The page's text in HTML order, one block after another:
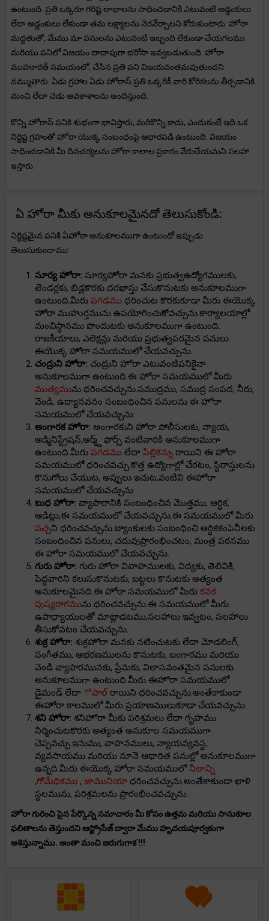
ఉంటుంది. ప్రతి ఒక్కరూ గరిష్ట లాభాలను సాధించడానికి ఎటువంటి అడ్డంకులు
లేదా అడ్డంకులు లేకుండా తమ లక్ష్యాలను నెరవేర్చాలని కోరుకుంటారు. హోరా
మద్దతుతో, మేము మా పనులను ఎటువంటి ఇబ్బంది లేకుండా చేయగలము
మరియు పనిలో విజయం దాదాపుగా భరోసా ఇవ్వబడుతుంది. హోరా
ముహూరత్ సమయంలో, చేసిన ప్రతి పని విజయవంతమవుతుందని
నమ్ముతారు. ఏడు గ్రహాల ఏడు హోరాస్ ప్రతి ఒక్కరికీ వారి కోరికలను తీర్చడానికి
మంచి లేదా చెడు అవకాశాలను అందిస్తుంది.
కొన్ని హోరాస్ పనికి శుభంగా భావిస్తారు, మరికొన్ని కాదు, ఎందుకంటే ఇది ఒక
నిర్దిష్ట గ్రహంతో హోరా యొక్క సంబంధంపై ఆధారపడి ఉంటుంది. విజయం
సాధించడానికి మీ దినచర్యలను హోరా కాలాల ప్రకారం వేరుచేయమని సలహా
ఇస్తారు.
ఏ హోరా మీకు అనుకూలమైనదో తెలుసుకోండి:
నిర్దిష్టమైన పనికి ఏహోరా అనుకూలముగా ఉంటుందో ఇప్పుడు
తెలుసుకుందాము:
సూర్య హోరా: సూర్యహోరా మనకు ప్రభుత్వఉద్యోగములకు,
టెండర్లకు, బిడ్లకొరకు దరఖాస్తు చేసుకొనుటకు అనుకూలముగా
ఉంటుంది.మీరు పగడము ధరించుట కొరకుకూడా మీరు ఈయొక్క
హోరా ముహుర్తమును ఉపయోగించుకోవచ్చును.కార్యాలయాల్లో
మంచిస్థానము పొందుటకు అనుకూలముగా ఉంటుంది.
రాజకీయాలు, ఎలెక్షన్లు మరియు ప్రభుత్వపరమైన పనులు
ఈయొక్క హోరా సమయములో చేయవచ్చును.
చంద్రుని హోరా: చంద్రుని హోరా ఎటువంటిపనికైనా
అనుకూలముగా ఉంటుంది.ఈ హోరా సమయములో మీరు
ముత్యమును ధరించవచ్చును.సముద్రము, సముద్ర సంపద, నీరు,
వెండి, ఉద్యానవనం సంబంధించిన పనులను ఈ హోరా
సమయములో చేయవచ్చును.
అంగారక హోరా: అంగారకుని హోరా పోలీసులకు, న్యాయ,
అడ్మినిస్ట్రేషన్,ఆర్మ్డ్ ఫోర్స్ వంటివారికి అనుకూలముగా
ఉంటుంది.మీరు పగడము లేదా పిల్లికన్ను రాయిని ఈ హోరా
సమయములో ధరించవచ్చు.కొత్త ఉద్యోగాల్లో చేరటం, స్థిరాస్తులను
కొనుగోలు చేయుట, అప్పులు ఇచుట,వంటివి ఈహోరా
సమయములో చేయవచ్చును.
బుధ హోరా: వ్యాపారానికి సంబంధించిన మొత్తము, ఆర్ధిక,
ఆడిట్లు,ఈ సమయములో చేయవచ్చును.ఈ సమయములో మీరు
పచ్చని ధరించవచ్చును.బ్యాంకులకు సంబంధించి ఆర్ధికకంపెనీలకు
సంబంధించిన పనులు, చదువుప్రారంభించటం, మంత్ర పఠనము
ఈ హోరా సమయములో చేయవచ్చును.
గురు హోరా: గురు హోరా వివాహములకు, విద్యకు, తెలివికి,
పెద్దవారిని కలుసుకొనుటకు, బట్టలు కొనుటకు అత్యంత
అనుకూలమైనది.ఈ హోరా సమయములో మీరు కనక
పుష్యరాగమును ధరించవచ్చును.ఈ సమయములో మీరు
ఉపాధ్యాయులతో మాట్లాడటము,సలహాలు ఇవ్వటం, సలహాలు
తీసుకోవటం చేయవచ్చును.
శుక్ర హోరా: శుక్రహోరా మనకు నటించుటకు లేదా మోడలింగ్,
సంగీతము, ఆభరణములను కొనుటకు, బంగారము మరియు
వెండి వ్యాపారమునకు, ప్రేమకు, విలాసవంతమైన పనులకు
అనుకూలముగా ఉంటుంది.మీరు ఈహోరా సమయములో
డైమండ్ లేదా ోపాల్ రాయిని ధరించవచ్చును.అంతేకాకుండా
ఈహోరా కాలములో మీరు ప్రయాణములుకూడా చేయవచ్చును.
శని హోరా: శనిహోరా మీకు పరిశ్రమలు లేదా గృహము
నిర్మించుటకొరకు అత్యంత అనుకూల సమయముగా
చెప్పవచ్చు.ఇనుము, వాహనములు, న్యాయవ్యవస్థ,
వ్యవసాయము మరియు నూనె ఆధారిత పనుల్లో అనుకూలముగా
ఉన్నది.మీరు ఈయొక్క హోరా సమయములోనీలాన్ని
,గోమేధికము , జామునియా ధరించవచ్చును.అంతేకాకుండా ఖాళి
స్థలమును, పరిశ్రమలను ప్రారంభించవచ్చును.
హోరా గురించి పైన పేర్కొన్న సమాచారం మీ కోసం ఉత్తమ మరియు సానుకూల
ఫలితాలను తెస్తుందని ఆస్ట్రోసేజ్ ద్వారా మేము హృదయపూర్వకంగా
ఆశిస్తున్నాము. అంతా మంచి జరుగుగాక !!!